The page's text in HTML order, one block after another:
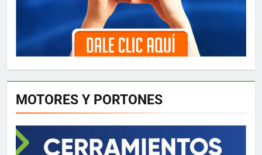
MOTORES Y PORTONES